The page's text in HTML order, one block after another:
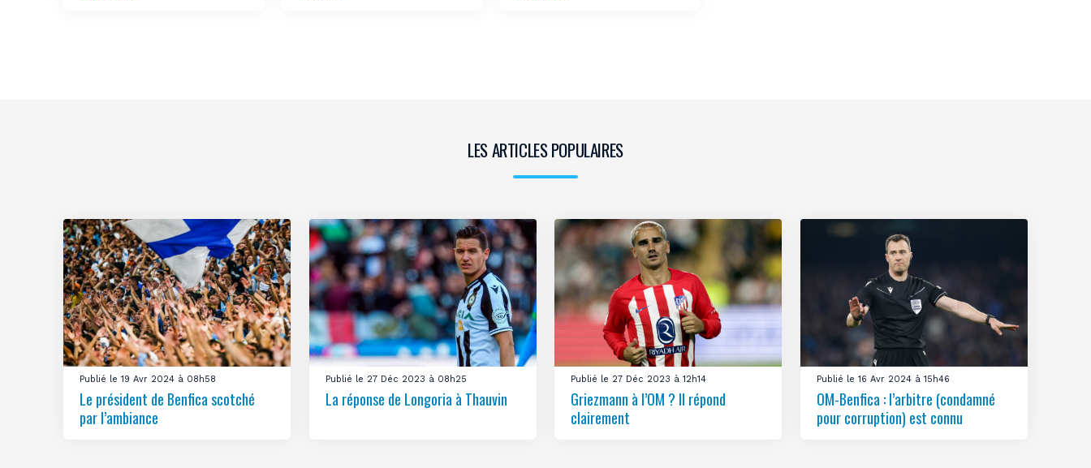
LES ARTICLES POPULAIRES
Publié le 19 Avr 2024 à 08h58
Le président de Benfica scotché
par l’ambiance
Publié le 27 Déc 2023 à 08h25
La réponse de Longoria à Thauvin
Publié le 27 Déc 2023 à 12h14
Griezmann à l’OM ? Il répond
clairement
Publié le 16 Avr 2024 à 15h46
OM-Benfica : l’arbitre (condamné
pour corruption) est connu